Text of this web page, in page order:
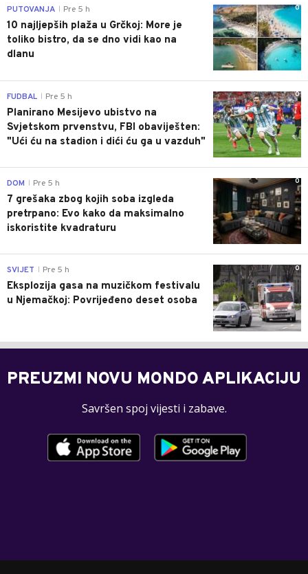
0
PUTOVANJA Pre 5 h
10 najljepših plaža u Grčkoj: More je
toliko bistro, da se dno vidi kao na
dlanu
0
FUDBAL Pre 5 h
Planirano Mesijevo ubistvo na
Svjetskom prvenstvu, FBI obaviješten:
"Ući ću na stadion i dići ću ga u vazduh"
0
DOM Pre 5 h
7 grešaka zbog kojih soba izgleda
pretrpano: Evo kako da maksimalno
iskoristite kvadraturu
0
SVIJET Pre 5 h
Eksplozija gasa na muzičkom festivalu
u Njemačkoj: Povrijeđeno deset osoba
PREUZMI NOVU MONDO APLIKACIJU
Savršen spoj vijesti i zabave.